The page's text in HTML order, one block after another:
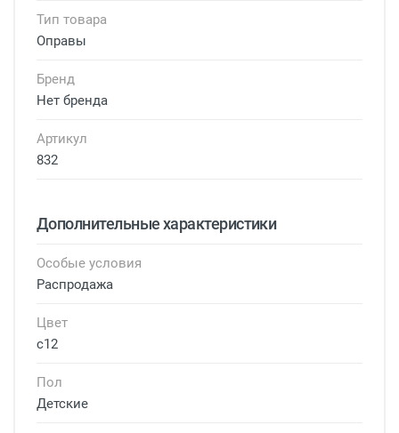
Тип товара
Оправы
Бренд
Нет бренда
Артикул
832
Дополнительные характеристики
Особые условия
Распродажа
Цвет
с12
Пол
Детские